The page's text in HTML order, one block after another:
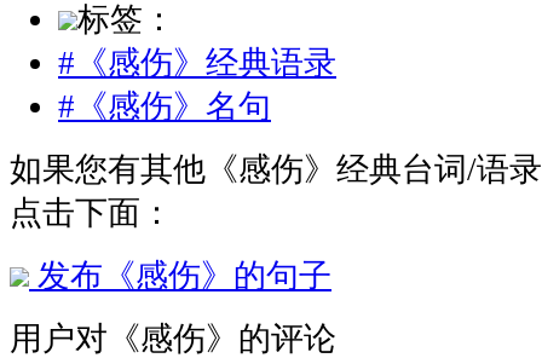
标签：
#《感伤》经典语录
#《感伤》名句
如果您有其他《感伤》经典台词/语
点击下面：
发布《感伤》的句子
用户对《感伤》的评论